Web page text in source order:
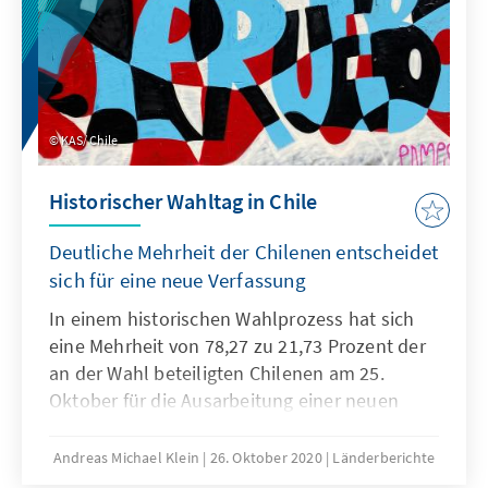
KAS/ Chile
Historischer Wahltag in Chile
Deutliche Mehrheit der Chilenen entscheidet
sich für eine neue Verfassung
In einem historischen Wahlprozess hat sich
eine Mehrheit von 78,27 zu 21,73 Prozent der
an der Wahl beteiligten Chilenen am 25.
Oktober für die Ausarbeitung einer neuen
„Stimme ab und wähle das Land, das Du
Andreas Michael Klein 26. Oktober 2020 Länderberichte